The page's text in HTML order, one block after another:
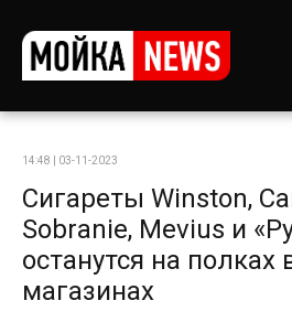
14:48 | 03-11-2023
Сигареты Winston,
Sobranie, Mevius и
останутся на полках
магазинах